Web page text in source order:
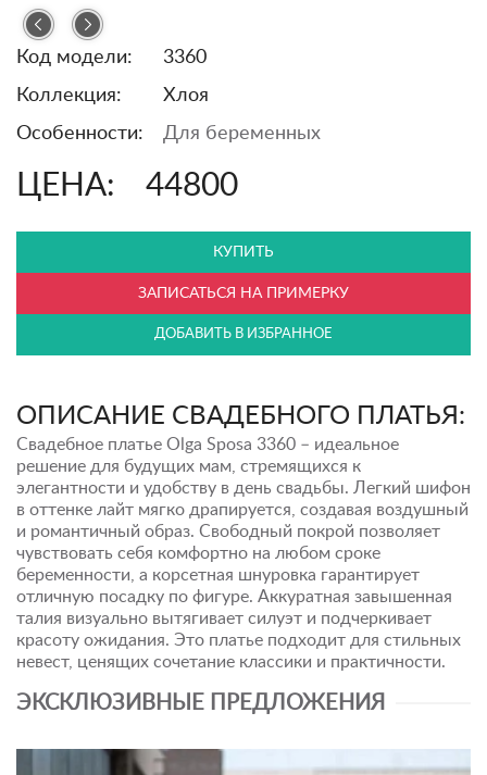
Код модели:
3360
Коллекция:
Хлоя
Особенности:
Для беременных
ЦЕНА: 44800
КУПИТЬ
ЗАПИСАТЬСЯ НА ПРИМЕРКУ
ДОБАВИТЬ В ИЗБРАННОЕ
ОПИСАНИЕ СВАДЕБНОГО ПЛАТЬЯ:
Свадебное платье Olga Sposa 3360 – идеальное
решение для будущих мам, стремящихся к
элегантности и удобству в день свадьбы. Легкий шифон
в оттенке лайт мягко драпируется, создавая воздушный
и романтичный образ. Свободный покрой позволяет
чувствовать себя комфортно на любом сроке
беременности, а корсетная шнуровка гарантирует
отличную посадку по фигуре. Аккуратная завышенная
талия визуально вытягивает силуэт и подчеркивает
красоту ожидания. Это платье подходит для стильных
невест, ценящих сочетание классики и практичности.
ЭКСКЛЮЗИВНЫЕ ПРЕДЛОЖЕНИЯ